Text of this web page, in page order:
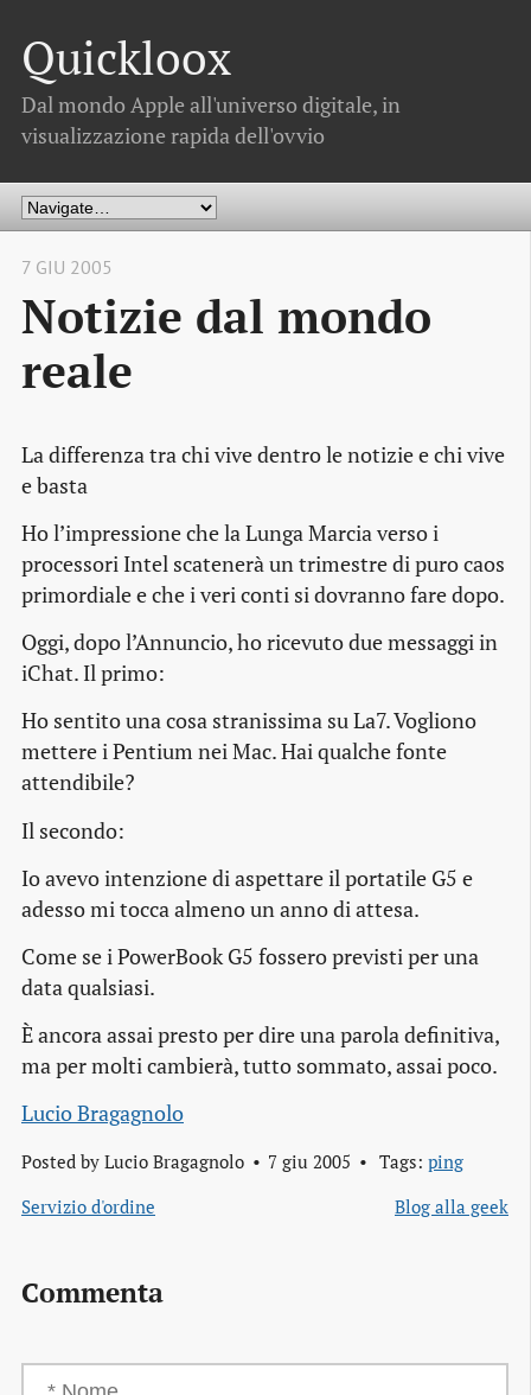
Quickloox
Dal mondo Apple all'universo digitale, in
visualizzazione rapida dell'ovvio
7 GIU 2005
Notizie dal mondo
reale
La differenza tra chi vive dentro le notizie e chi vive
e basta
Ho l’impressione che la Lunga Marcia verso i
processori Intel scatenerà un trimestre di puro caos
primordiale e che i veri conti si dovranno fare dopo.
Oggi, dopo l’Annuncio, ho ricevuto due messaggi in
iChat. Il primo:
Ho sentito una cosa stranissima su La7. Vogliono
mettere i Pentium nei Mac. Hai qualche fonte
attendibile?
Il secondo:
Io avevo intenzione di aspettare il portatile G5 e
adesso mi tocca almeno un anno di attesa.
Come se i PowerBook G5 fossero previsti per una
data qualsiasi.
È ancora assai presto per dire una parola definitiva,
ma per molti cambierà, tutto sommato, assai poco.
Lucio Bragagnolo
Posted by Lucio Bragagnolo 7 giu 2005 Tags: ping
Servizio d'ordine
Blog alla geek
Commenta